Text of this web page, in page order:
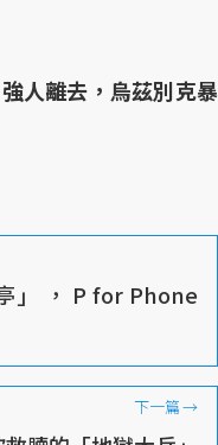
人離去，烏茲別克暴
」 ， P for Phone
下一篇→